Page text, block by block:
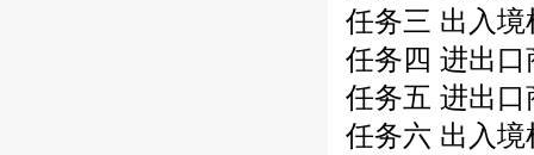
任务三 出入
任务四 进出
任务五 进出
任务六 出入